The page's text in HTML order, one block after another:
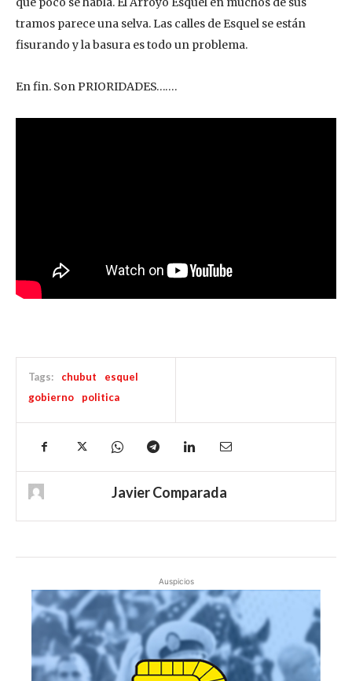
tramos parece una selva. Las calles de Esquel se están
fisurando y la basura es todo un problema.
En fin. Son PRIORIDADES…….
Tags: chubut
esquel
gobierno
politica
Javier Comparada
Auspicios